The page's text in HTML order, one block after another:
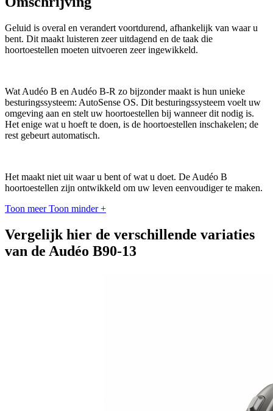
Geluid is overal en verandert voortdurend, afhankelijk van waar u
bent. Dit maakt luisteren zeer uitdagend en de taak die
hoortoestellen moeten uitvoeren zeer ingewikkeld.
Wat Audéo B en Audéo B-R zo bijzonder maakt is hun unieke
besturingssysteem: AutoSense OS. Dit besturingssysteem voelt uw
omgeving aan en stelt uw hoortoestellen bij wanneer dit nodig is.
Het enige wat u hoeft te doen, is de hoortoestellen inschakelen; de
rest gebeurt automatisch.
Het maakt niet uit waar u bent of wat u doet. De Audéo B
hoortoestellen zijn ontwikkeld om uw leven eenvoudiger te maken.
Toon meer Toon minder +
Vergelijk hier de verschillende variaties
van de Audéo B90-13